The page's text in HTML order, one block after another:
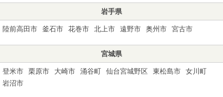
岩手県
陸前高田市 釜石市 花巻市 北上市 遠野市 奥州市 宮古市
宮城県
登米市 栗原市 大崎市 涌谷町 仙台宮城野区 東松島市
女川町
岩沼市